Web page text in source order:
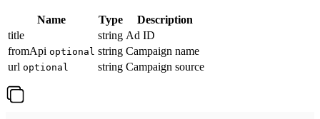
Name Type
Description
title
string Ad ID
fromApi optional string Campaign name
url optional string Campaign source